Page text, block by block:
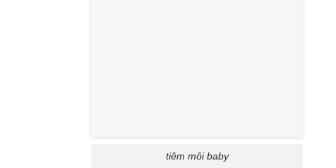
tiêm môi baby